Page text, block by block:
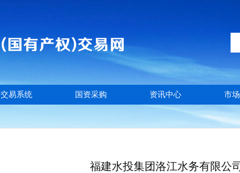
交易系统 国资采购 资讯中心 市
福建水投集团洛江水务有限公